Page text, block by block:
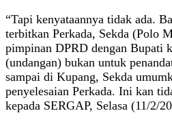
“Tapi kenyataannya tidak ada.
terbitkan Perkada, Sekda (Polo
pimpinan DPRD dengan Bupati
(undangan) bukan untuk
sampai di Kupang, Sekda
penyelesaian Perkada. Ini kan
kepada SERGAP, Selasa (11/2/